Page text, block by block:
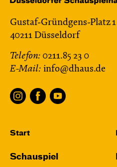
Gustaf-Gründgens-Platz 1
40211 Düsseldorf
Telefon: 0211.85 23 0
E-Mail: info@dhaus.de
Start
Schauspiel